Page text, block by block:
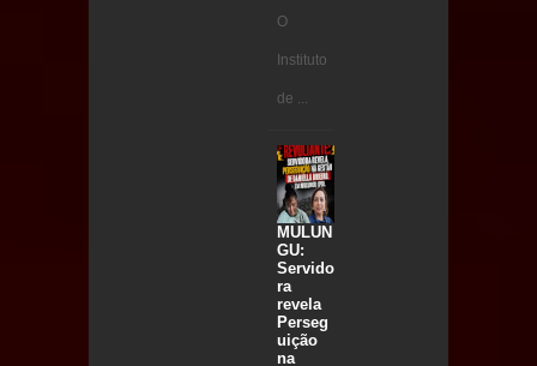
O
Instituto
de ...
MULUN
GU:
Servido
ra
revela
Perseg
uição
na